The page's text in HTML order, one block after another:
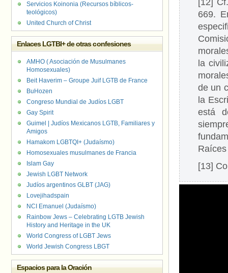
[12]
669.
la
de un
la
está
[13]
Servicios Koinonia (Recursos bíblicos-
teológicos)
United Church of Christ
Enlaces LGTBI+ de otras confesiones
AMHO ( Asociación de Musulmanes
Homosexuales)
Beit Haverim – Groupe Juif LGTB de France
BuHozen
Congreso Mundial de Judíos LGBT
Gay Spirit
Guimel | Judíos Mexicanos LGTB, Familiares y
Amigos
Hamakom LGBTQI+ (Judaísmo)
Homosexuales musulmanes de Francia
Islam Gay
Jewish LGBT Network
Judíos argentinos GLBT (JAG)
Lovejihadspain
NCI Emanuel (Judaísmo)
Rainbow Jews – Celebrating LGTB Jewish
History and Heritage in the UK
World Congress of LGBT Jews
World Jewish Congress LBGT
Espacios para la Oración